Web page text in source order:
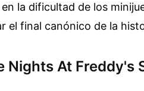
la dificultad de los
el final canónico de la
Nights At Freddy's